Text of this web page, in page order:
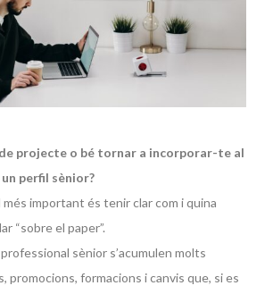
projecte o bé tornar a incorporar-te al
perfil sènior?
important és tenir clar com i quina
“sobre el paper”.
sènior s’acumulen molts
promocions, formacions i canvis que, si es